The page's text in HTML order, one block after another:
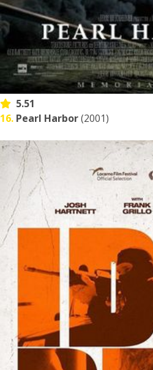
5.51
16. Pearl Harbor(2001)